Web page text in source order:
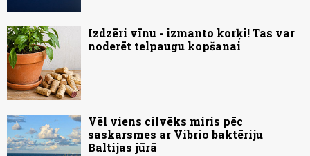
Izdzēri vīnu - izmanto korķi! Tas var
noderēt telpaugu kopšanai
Vēl viens cilvēks miris pēc
saskarsmes ar Vibrio baktēriju
Baltijas jūrā